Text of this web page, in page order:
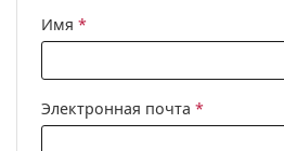
Производитель:
Другое
Имя *
Электронная почта *